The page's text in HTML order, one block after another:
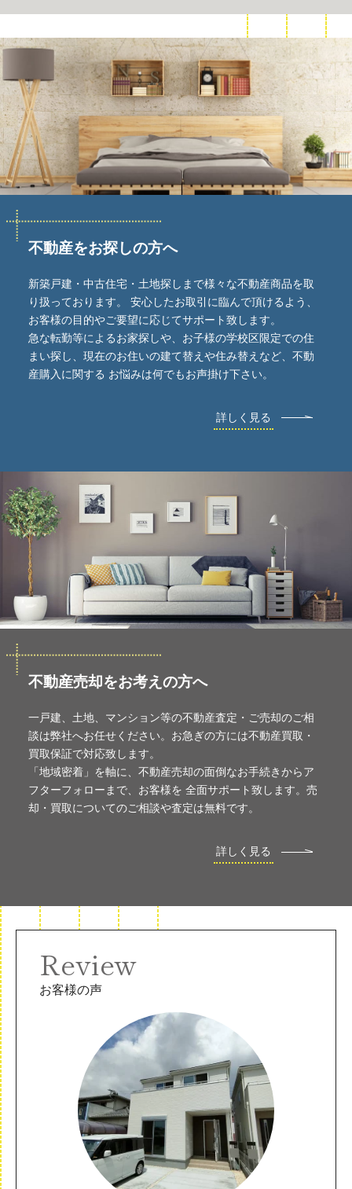
不動産をお探しの方へ
新築戸建・中古住宅・土地探しまで様々な不動産商品を取
り扱っております。 安心したお取引に臨んで頂けるよう、
お客様の目的やご要望に応じてサポート致します。
急な転勤等によるお家探しや、お子様の学校区限定での住
まい探し、現在のお住いの建て替えや住み替えなど、不動
産購入に関する お悩みは何でもお声掛け下さい。
詳しく見る
不動産売却をお考えの方へ
一戸建、土地、マンション等の不動産査定・ご売却のご相
談は弊社へお任せください。お急ぎの方には不動産買取・
買取保証で対応致します。
「地域密着」を軸に、不動産売却の面倒なお手続きからア
フターフォローまで、お客様を 全面サポート致します。売
却・買取についてのご相談や査定は無料です。
詳しく見る
Review
お客様の声